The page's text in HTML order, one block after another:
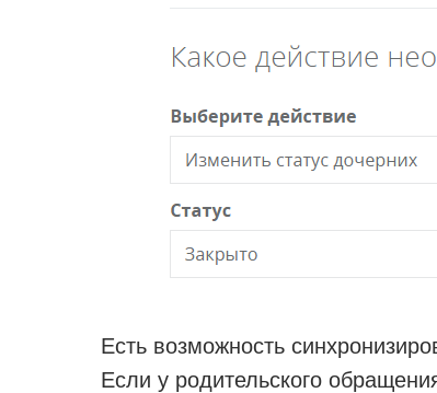
Есть возможность
Если у родительского